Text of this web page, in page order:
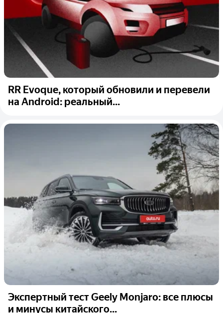
RR Evoque, который обновили и перевели
на Android: реальный...
Экспертный тест Geely Monjaro: все плюсы
и минусы китайского...